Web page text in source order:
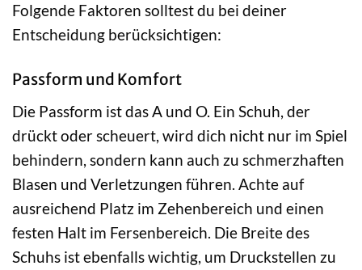
Folgende Faktoren solltest du bei deiner
Entscheidung berücksichtigen:
Passform und Komfort
Die Passform ist das A und O. Ein Schuh, der
drückt oder scheuert, wird dich nicht nur im Spiel
behindern, sondern kann auch zu schmerzhaften
Blasen und Verletzungen führen. Achte auf
ausreichend Platz im Zehenbereich und einen
festen Halt im Fersenbereich. Die Breite des
Schuhs ist ebenfalls wichtig, um Druckstellen zu